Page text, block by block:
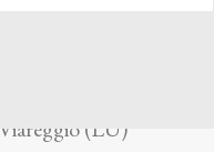
(LU)